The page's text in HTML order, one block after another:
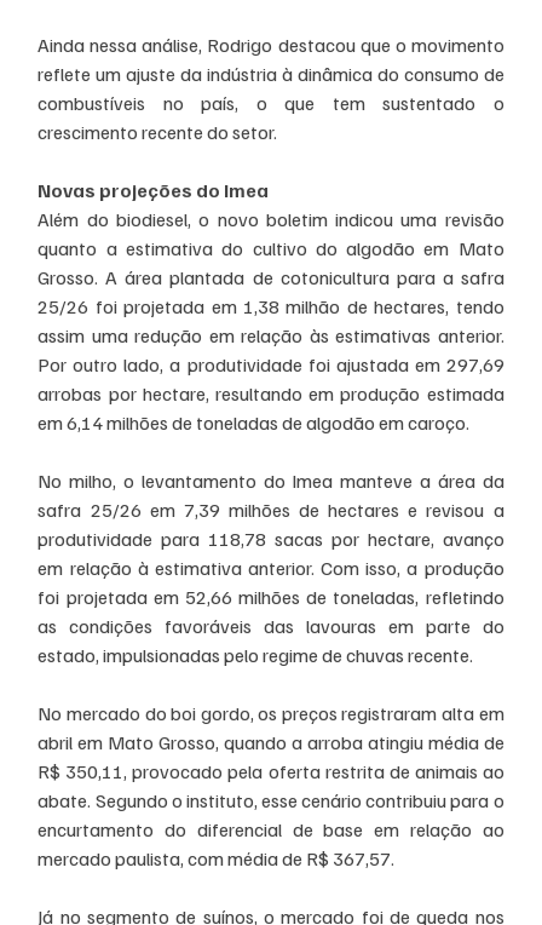
Ainda nessa análise, Rodrigo destacou que o movimento
reflete um ajuste da indústria à dinâmica do consumo de
combustíveis no país, o que tem sustentado o
crescimento recente do setor.
Novas projeções do Imea
Além do biodiesel, o novo boletim indicou uma revisão
quanto a estimativa do cultivo do algodão em Mato
Grosso. A área plantada de cotonicultura para a safra
25/26 foi projetada em 1,38 milhão de hectares, tendo
assim uma redução em relação às estimativas anterior.
Por outro lado, a produtividade foi ajustada em 297,69
arrobas por hectare, resultando em produção estimada
em 6,14 milhões de toneladas de algodão em caroço.
No milho, o levantamento do Imea manteve a área da
safra 25/26 em 7,39 milhões de hectares e revisou a
produtividade para 118,78 sacas por hectare, avanço
em relação à estimativa anterior. Com isso, a produção
foi projetada em 52,66 milhões de toneladas, refletindo
as condições favoráveis das lavouras em parte do
estado, impulsionadas pelo regime de chuvas recente.
No mercado do boi gordo, os preços registraram alta em
abril em Mato Grosso, quando a arroba atingiu média de
R$ 350,11, provocado pela oferta restrita de animais ao
abate. Segundo o instituto, esse cenário contribuiu para o
encurtamento do diferencial de base em relação ao
mercado paulista, com média de R$ 367,57.
Já no segmento de suínos, o mercado foi de queda nos